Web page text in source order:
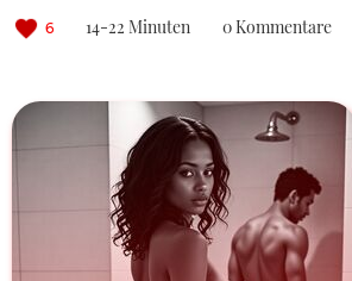
6 14-22 Minuten 0 Kommentare